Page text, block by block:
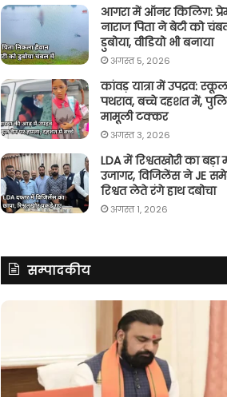
आगरा में ऑनर किलिग़:
नाराज पिता ने बेटी को
डुबोया, वीडियो भी बनाया
अगस्त 5, 2026
कांवड़ यात्रा में उपद्रव:
पथराव, बच्चे दहशत में,
मामूली टक्कर
अगस्त 3, 2026
LDA में रिश्वतखोरी का बड़ा
उजागर, विजिलेंस ने JE
रिश्वत लेते रंगे हाथ दबोचा
अगस्त 1, 2026
सम्पादकीय